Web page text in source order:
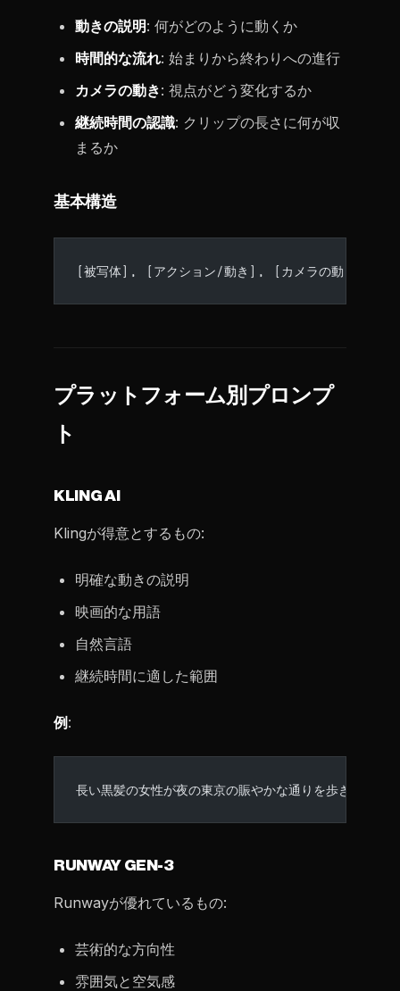
動きの説明: 何がどのように動くか
時間的な流れ: 始まりから終わりへの進行
カメラの動き: 視点がどう変化するか
継続時間の認識: クリップの長さに何が収
まるか
基本構造
[被写体], [アクション/動き], [カメラの動き], [
プラットフォーム別プロンプ
ト
KLING AI
Klingが得意とするもの:
明確な動きの説明
映画的な用語
自然言語
継続時間に適した範囲
例 :
長い黒髪の女性が夜の東京の賑やかな通りを歩き、濡れ
RUNWAY GEN-3
Runwayが優れているもの:
芸術的な方向性
雰囲気と空気感